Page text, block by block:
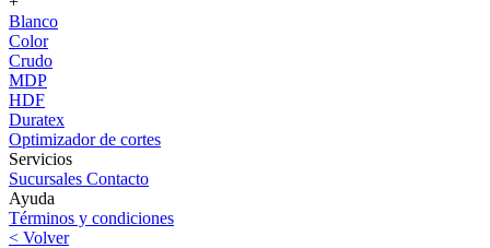
Blanco
Color
Crudo
MDP
HDF
Duratex
Optimizador de cortes
Servicios
Sucursales Contacto
Ayuda
Términos y condiciones
< Volver